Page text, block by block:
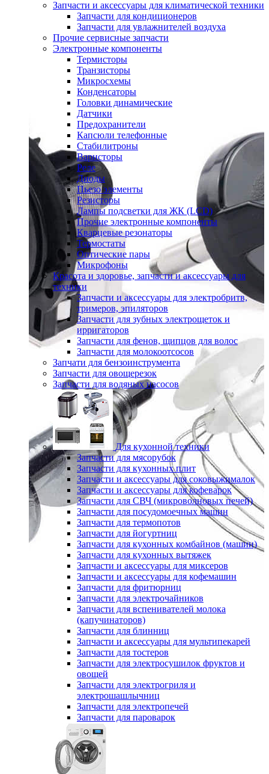
Запчасти и аксессуары для климатической техники
Запчасти для кондиционеров
Запчасти для увлажнителей воздуха
Прочие сервисные запчасти
Электронные компоненты
Термисторы
Транзисторы
Микросхемы
Конденсаторы
Головки динамические
Датчики
Предохранители
Капсюли телефонные
Стабилитроны
Варисторы
Реле
Диоды
Пьезо элементы
Резисторы
Лампы подсветки для ЖК (LCD)
Прочие электронные компоненты
Кварцевые резонаторы
Термостаты
Оптические пары
Микрофоны
Красота и здоровье, запчасти и аксессуары для
техники
Запчасти и аксессуары для электробритв,
тримеров, эпиляторов
Запчасти для зубных электрощеток и
ирригаторов
Запчасти для фенов, щипцов для волос
Запчасти для молокоотсосов
Запчати для бензоинструмента
Запчасти для овощерезок
Запчасти для водяных насосов
Для кухонной техники
Запчасти для мясорубок
Запчасти для кухонных плит
Запчасти и аксессуары для соковыжималок
Запчасти и аксессуары для кофеварок
Запчасти для СВЧ (микроволновых печей)
Запчасти для посудомоечных машин
Запчасти для термопотов
Запчасти для йогуртниц
Запчасти для кухонных комбайнов (машин)
Запчасти для кухонных вытяжек
Запчасти и аксессуары для миксеров
Запчасти и аксессуары для кофемашин
Запчасти для фритюрниц
Запчасти для электрочайников
Запчасти для вспенивателей молока
(капучинаторов)
Запчасти для блинниц
Запчасти и аксессуары для мультипекарей
Запчасти для тостеров
Запчасти для электросушилок фруктов и
овощей
Запчасти для электрогриля и
электрошашлычниц
Запчасти для электропечей
Запчасти для пароварок